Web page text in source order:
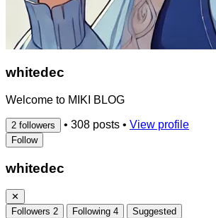
whitedec
Welcome to MIKI BLOG
2 followers • 308 posts • View profile
Follow
whitedec
✕
Followers 2 Following 4 Suggested